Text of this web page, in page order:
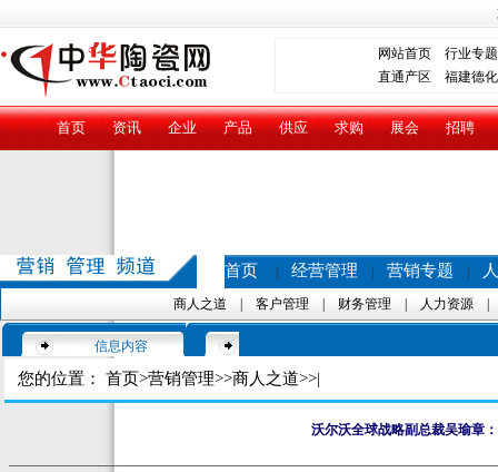
网站首页
行业专题
直通产区 福建德化
首页 资讯 企业 产品 供应 求购 展会 招聘
首页 经营管理 营销专题
商人之道 客户管理 财务管理 人力资源
信息内容
您的位置： 首页>营销管理>>商人之道>>|
沃尔沃全球战略副总裁吴瑜章